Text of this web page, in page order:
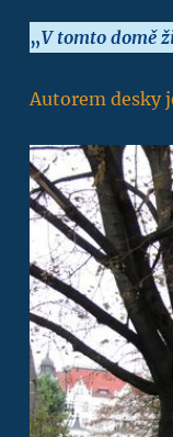
„V tomto domě
Autorem desky